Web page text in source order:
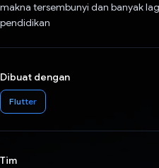
makna tersembunyi dan banyak
pendidikan
Dibuat dengan
Flutter
Tim